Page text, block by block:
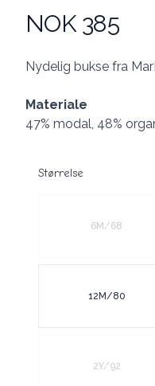
Produktdetaljer
NOK 385
Description
Nydelig bukse fra
Materiale
47% modal, 48%
Størrelse
6M/68
12M/80
2Y/92